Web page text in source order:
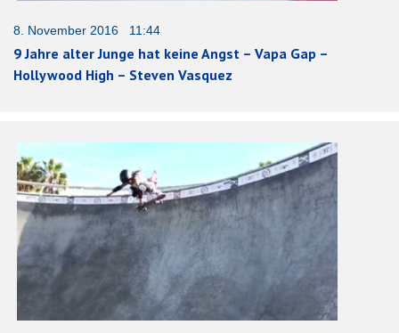
8. November 2016 11:44
9 Jahre alter Junge hat keine Angst – Vapa Gap –
Hollywood High – Steven Vasquez